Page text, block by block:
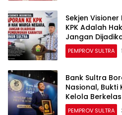
Sekjen
KPK Adalah
Jangan
Karakter
PEMPROV SULTRA
Bank Sultra
Nasional, Bukti
Kelola Berkelas
PEMPROV SULTRA